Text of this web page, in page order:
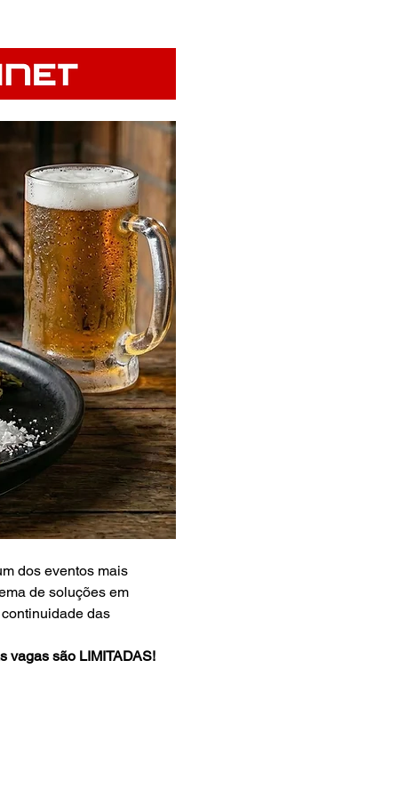
dos eventos mais
de soluções em
das
vagas são LIMITADAS!